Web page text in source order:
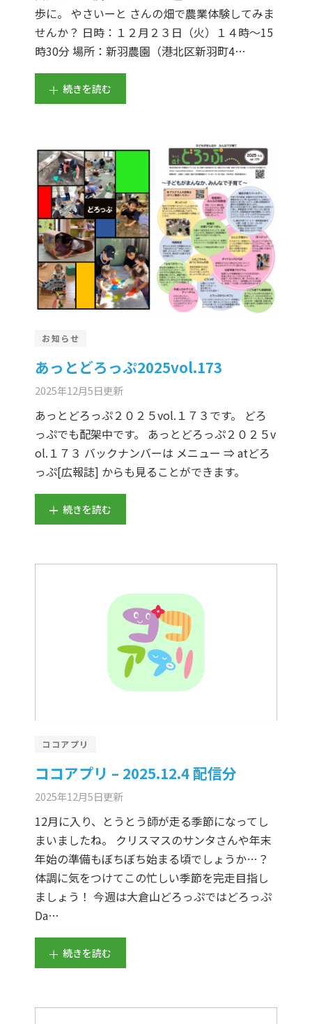
歩に。 やさいーと さんの畑で農業体験してみま
せんか？ 日時：１２月２３日（火）１４時～15
時30分 場所：新羽農園（港北区新羽町4…
続きを読む
お知らせ
あっとどろっぷ2025vol.173
2025年12月5日更新
あっとどろっぷ２０２５vol.１７３です。 どろ
っぷでも配架中です。 あっとどろっぷ２０２５v
ol.１７３ バックナンバーは メニュー ⇒ atどろ
っぷ[広報誌] からも見ることができます。
続きを読む
ココアプリ
ココアプリ – 2025.12.4 配信分
2025年12月5日更新
12月に入り、とうとう師が走る季節になってし
まいましたね。 クリスマスのサンタさんや年末
年始の準備もぼちぼち始まる頃でしょうか…？
体調に気をつけてこの忙しい季節を完走目指し
ましょう！ 今週は大倉山どろっぷではどろっぷ
Da…
続きを読む